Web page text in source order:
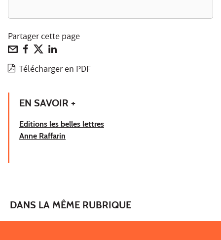
Partager cette page
Télécharger en PDF
EN SAVOIR +
Editions les belles lettres
Anne Raffarin
DANS LA MÊME RUBRIQUE